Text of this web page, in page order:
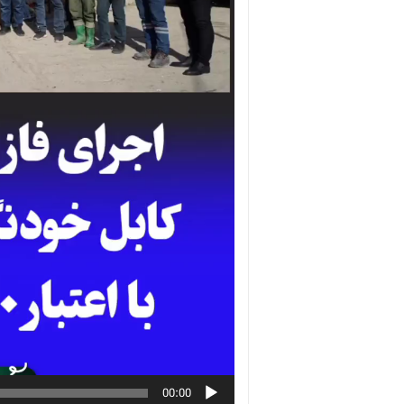
00:00